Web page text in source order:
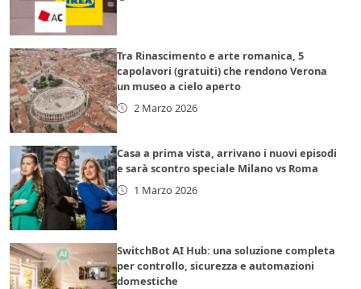
Tra Rinascimento e arte romanica, 5
capolavori (gratuiti) che rendono Verona
un museo a cielo aperto
2 Marzo 2026
Casa a prima vista, arrivano i nuovi episodi
e sarà scontro speciale Milano vs Roma
1 Marzo 2026
SwitchBot AI Hub: una soluzione completa
per controllo, sicurezza e automazioni
domestiche